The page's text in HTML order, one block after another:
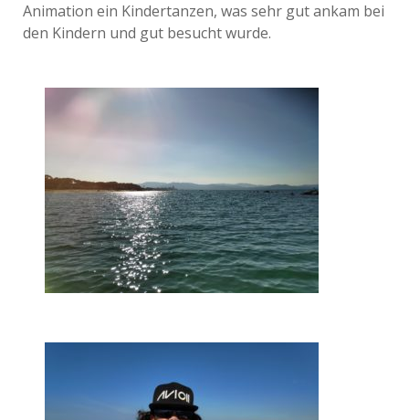
Animation ein Kindertanzen, was sehr gut ankam bei
den Kindern und gut besucht wurde.